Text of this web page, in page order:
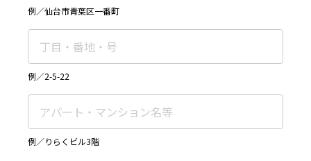
例／仙台市青葉区一番町
例／2-5-22
例／りらくビル3階